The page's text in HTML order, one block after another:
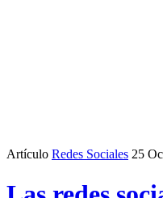
Artículo Redes Sociales 25